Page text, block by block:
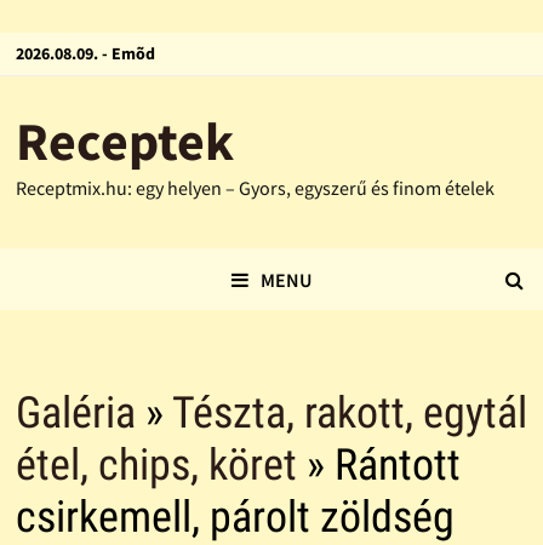
2026.08.09. - Emõd
Receptek
Receptmix.hu: egy helyen – Gyors, egyszerű és finom ételek
MENU
Galéria » Tészta, rakott, egytál
étel, chips, köret » Rántott
csirkemell, párolt zöldség